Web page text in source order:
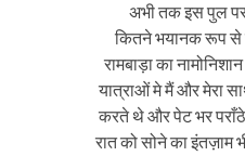
अभी तक इस पुल
कितने भयानक रूप से
रामबाड़ा का
यात्राओं मे मैं और मेरा
करते थे और पेट भर
रात को सोने का इंतज़ाम